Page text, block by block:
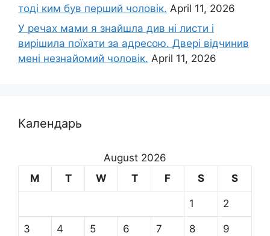
тоді ким був перший чоловік. April 11, 2026
У речах мами я знайшла див ні листи і
вирішила поїхати за адресою. Двері відчинив
мені незнайомий чоловік. April 11, 2026
Календарь
August 2026
M
T W T F S S
1 2
3 4 5 6 7 8 9